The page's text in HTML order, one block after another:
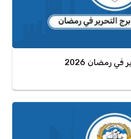
رمضان 2026